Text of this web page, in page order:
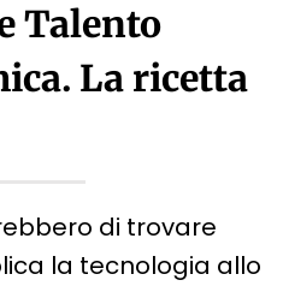
Talento
La ricetta
di trovare
la tecnologia allo